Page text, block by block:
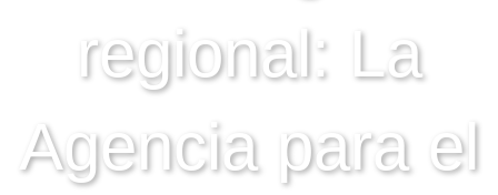
regional: La
Agencia para el